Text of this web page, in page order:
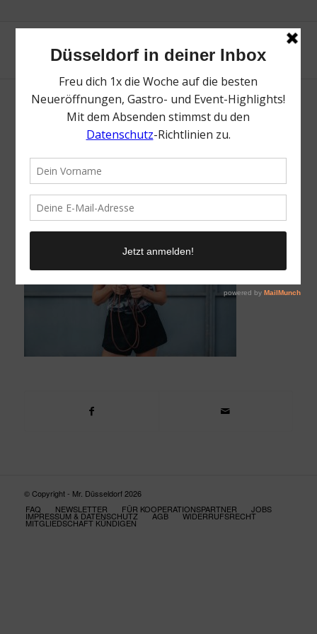
Dein Outdoor-Sport-Guide für Düsseldorf | |
© Copyright - Mr. Düsseldorf 2026
FAQ
NEWSLETTER FÜR KOOPERATIONSPARTNER JOBS
IMPRESSUM & DATENSCHUTZ AGB WIDERRUFSRECHT
MITGLIEDSCHAFT KÜNDIGEN